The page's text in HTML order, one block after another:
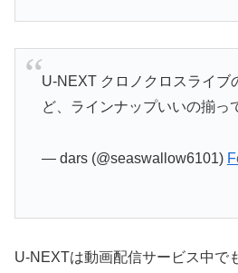
U-NEXT クロノクロスライブ
ど、ラインナップいいの揃っ
— dars (@seaswallow6101)
U-NEXTは動画配信サービス中で